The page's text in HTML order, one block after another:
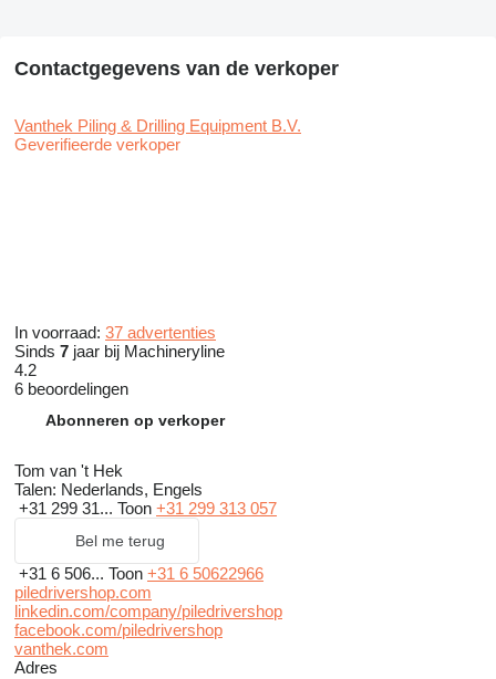
Contactgegevens van de verkoper
Vanthek Piling & Drilling Equipment B.V.
Geverifieerde verkoper
In voorraad: 37 advertenties
Sinds 7 jaar bij Machineryline
4.2
6 beoordelingen
Abonneren op verkoper
Tom van 't Hek
Talen: Nederlands, Engels
+31 299 31... Toon +31 299 313 057
Bel me terug
+31 6 506... Toon +31 6 50622966
piledrivershop.com
linkedin.com/company/piledrivershop
facebook.com/piledrivershop
vanthek.com
Adres